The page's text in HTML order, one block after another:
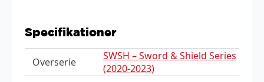
Specifikationer
Overserie
SWSH – Sword & Shield Series
(2020-2023)